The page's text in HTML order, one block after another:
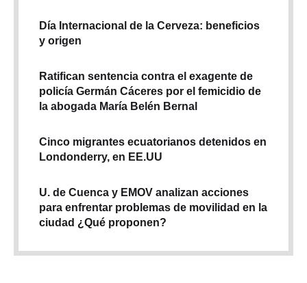
Día Internacional de la Cerveza: beneficios
y origen
Ratifican sentencia contra el exagente de
policía Germán Cáceres por el femicidio de
la abogada María Belén Bernal
Cinco migrantes ecuatorianos detenidos en
Londonderry, en EE.UU
U. de Cuenca y EMOV analizan acciones
para enfrentar problemas de movilidad en la
ciudad ¿Qué proponen?